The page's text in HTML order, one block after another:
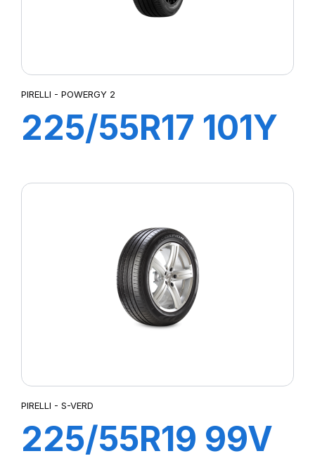
PIRELLI - POWERGY 2
225/55R17 101Y
PIRELLI - S-VERD
225/55R19 99V